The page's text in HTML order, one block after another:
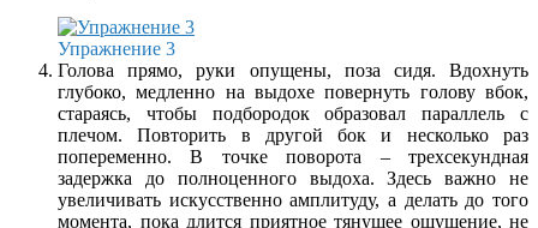
Упражнение 3
Голова прямо, руки опущены, поза сидя. Вдохнуть
глубоко, медленно на выдохе повернуть голову вбок,
стараясь, чтобы подбородок образовал параллель с
плечом. Повторить в другой бок и несколько раз
попеременно. В точке поворота – трехсекундная
задержка до полноценного выдоха. Здесь важно не
увеличивать искусственно амплитуду, а делать до того
момента, пока длится приятное тянущее ощущение, не